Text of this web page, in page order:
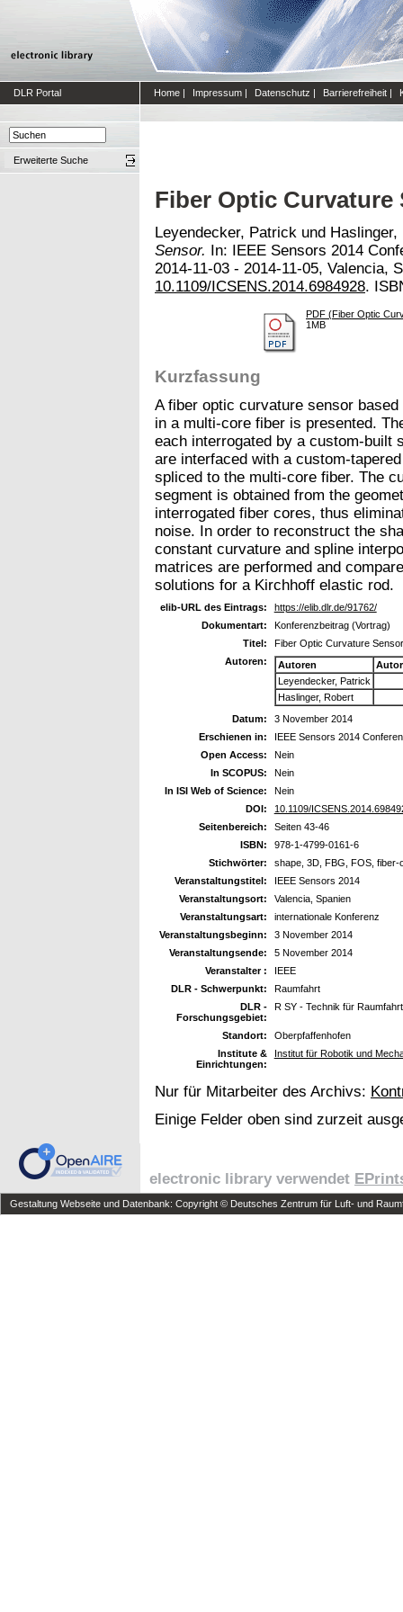
DLR Portal Home | Impressum | Datenschutz | Barrierefreiheit |
Erweiterte Suche
Fiber Optic Curvature
Leyendecker, Patrick und Haslinger,
Sensor. In: IEEE Sensors 2014
2014-11-03 - 2014-11-05, Valencia,
10.1109/ICSENS.2014.6984928.
PDF (Fiber Optic
1MB
Kurzfassung
A fiber optic curvature sensor
in a multi-core fiber is presented.
each interrogated by a custom-built
are interfaced with a custom-
spliced to the multi-core fiber. The
segment is obtained from the
interrogated fiber cores, thus
noise. In order to reconstruct the
constant curvature and spline
matrices are performed and
solutions for a Kirchhoff elastic rod.
elib-URL des Eintrags:
https://elib.dlr.de/91762/
Dokumentart:
Konferenzbeitrag (Vortrag)
Titel:
Fiber Optic Curvature Sensor
Autoren:
Autoren
Leyendecker, Patrick
Haslinger, Robert
Datum:
3 November 2014
Erschienen in:
IEEE Sensors 2014
Open Access:
Nein
In SCOPUS:
Nein
In ISI Web of Science:
Nein
DOI:
10.1109/
Seitenbereich:
Seiten 43-46
ISBN:
978-1-4799-0161-6
Stichwörter:
shape, 3D, FBG, FOS,
Veranstaltungstitel:
IEEE Sensors 2014
Veranstaltungsort:
Valencia, Spanien
Veranstaltungsart:
internationale Konferenz
Veranstaltungsbeginn:
3 November 2014
Veranstaltungsende:
5 November 2014
Veranstalter :
IEEE
DLR - Schwerpunkt:
Raumfahrt
DLR -
Forschungsgebiet:
R SY - Technik für
Standort:
Oberpfaffenhofen
Institute &
Einrichtungen:
Institut für Robotik und
Nur für Mitarbeiter des Archivs:
Einige Felder oben sind zurzeit
electronic library verwendet
Gestaltung Webseite und Datenbank: Copyright © Deutsches Zentrum für Luft- und